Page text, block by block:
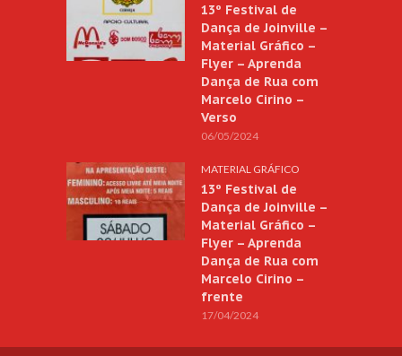
13º Festival de
Dança de Joinville –
Material Gráfico –
Flyer – Aprenda
Dança de Rua com
Marcelo Cirino –
Verso
06/05/2024
MATERIAL GRÁFICO
13º Festival de
Dança de Joinville –
Material Gráfico –
Flyer – Aprenda
Dança de Rua com
Marcelo Cirino –
frente
17/04/2024